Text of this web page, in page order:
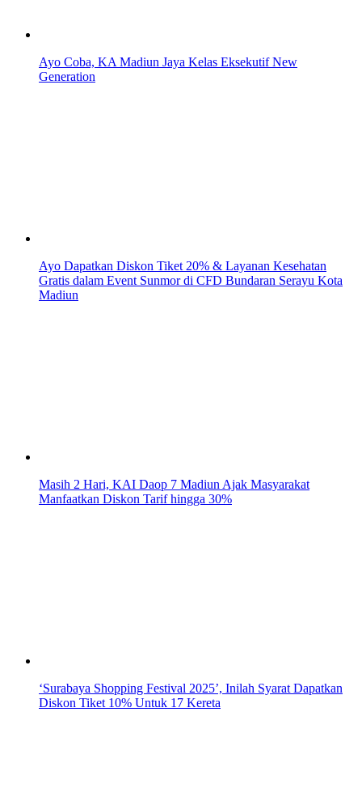
Ayo Coba, KA Madiun Jaya Kelas Eksekutif New
Generation
Ayo Dapatkan Diskon Tiket 20% & Layanan Kesehatan
Gratis dalam Event Sunmor di CFD Bundaran Serayu Kota
Madiun
Masih 2 Hari, KAI Daop 7 Madiun Ajak Masyarakat
Manfaatkan Diskon Tarif hingga 30%
‘Surabaya Shopping Festival 2025’, Inilah Syarat Dapatkan
Diskon Tiket 10% Untuk 17 Kereta